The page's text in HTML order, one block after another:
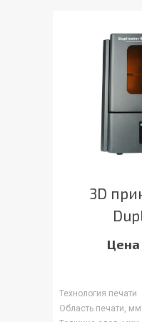
3D
Цена
Технология печати
Область печати, мм